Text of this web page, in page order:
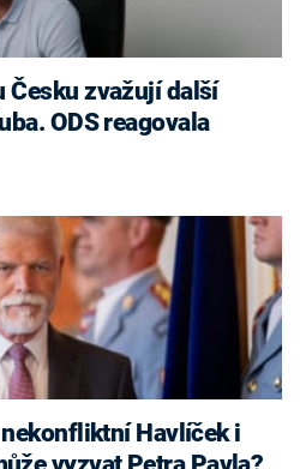
ODS reagovala